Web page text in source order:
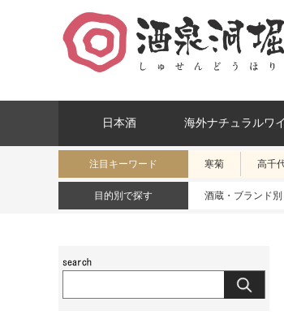
日本酒 海外ナチュラルワ
注目キーワード 寒菊 高千
目的別で探す 酒蔵・ブランド別